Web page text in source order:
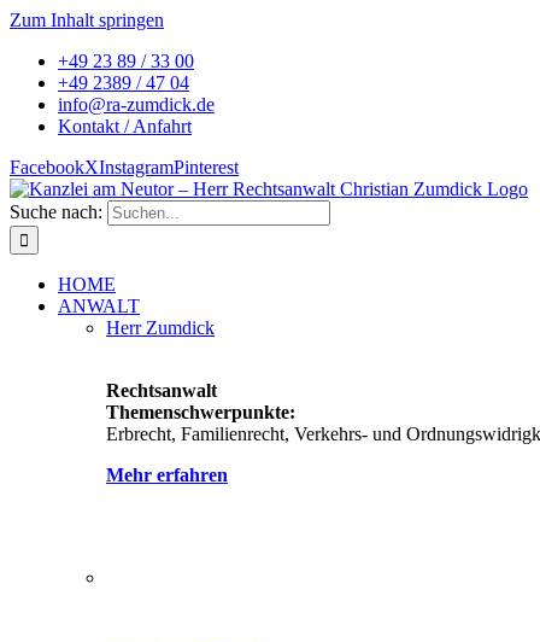
Zum Inhalt springen
+49 23 89 / 33 00
+49 2389 / 47 04
info@ra-zumdick.de
Kontakt / Anfahrt
FacebookXInstagramPinterest
Suche nach:
HOME
ANWALT
Herr Zumdick
Rechtsanwalt
Themenschwerpunkte:
Erbrecht, Familienrecht, Verkehrs- und
Mehr erfahren